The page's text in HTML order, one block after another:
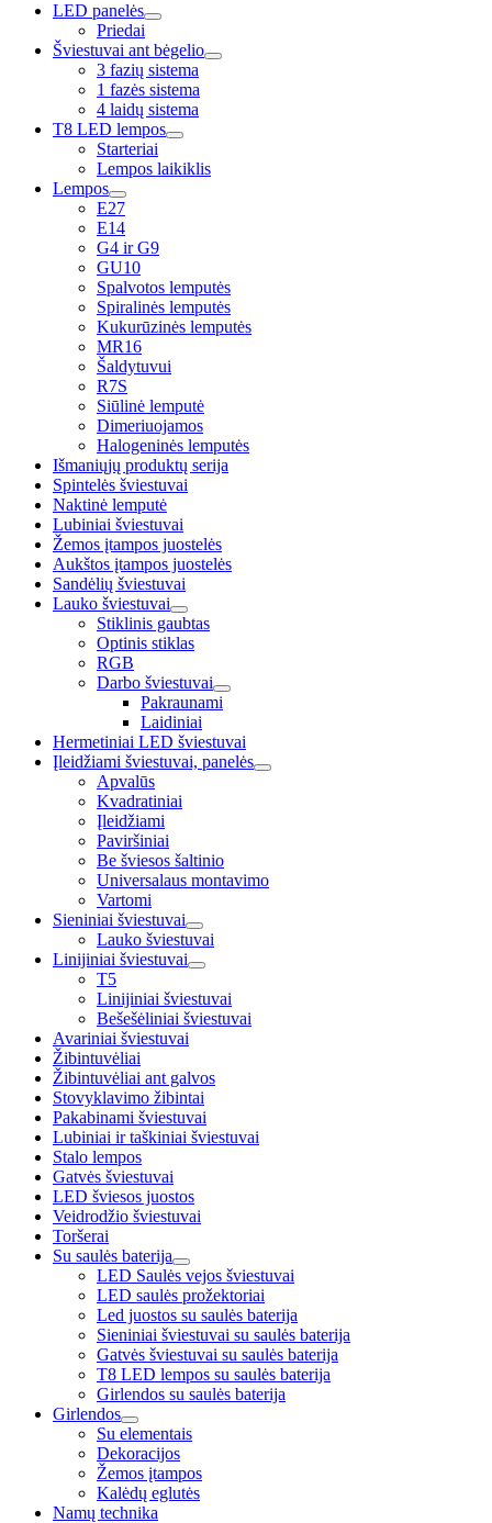
LED panelės
Priedai
Šviestuvai ant bėgelio
3 fazių sistema
1 fazės sistema
4 laidų sistema
T8 LED lempos
Starteriai
Lempos laikiklis
Lempos
E27
E14
G4 ir G9
GU10
Spalvotos lemputės
Spiralinės lemputės
Kukurūzinės lemputės
MR16
Šaldytuvui
R7S
Siūlinė lemputė
Dimeriuojamos
Halogeninės lemputės
Išmaniųjų produktų serija
Spintelės šviestuvai
Naktinė lemputė
Lubiniai šviestuvai
Žemos įtampos juostelės
Aukštos įtampos juostelės
Sandėlių šviestuvai
Lauko šviestuvai
Stiklinis gaubtas
Optinis stiklas
RGB
Darbo šviestuvai
Pakraunami
Laidiniai
Hermetiniai LED šviestuvai
Įleidžiami šviestuvai, panelės
Apvalūs
Kvadratiniai
Įleidžiami
Paviršiniai
Be šviesos šaltinio
Universalaus montavimo
Vartomi
Sieniniai šviestuvai
Lauko šviestuvai
Linijiniai šviestuvai
T5
Linijiniai šviestuvai
Bešešėliniai šviestuvai
Avariniai šviestuvai
Žibintuvėliai
Žibintuvėliai ant galvos
Stovyklavimo žibintai
Pakabinami šviestuvai
Lubiniai ir taškiniai šviestuvai
Stalo lempos
Gatvės šviestuvai
LED šviesos juostos
Veidrodžio šviestuvai
Toršerai
Su saulės baterija
LED Saulės vejos šviestuvai
LED saulės prožektoriai
Led juostos su saulės baterija
Sieniniai šviestuvai su saulės baterija
Gatvės šviestuvai su saulės baterija
T8 LED lempos su saulės baterija
Girlendos su saulės baterija
Girlendos
Su elementais
Dekoracijos
Žemos įtampos
Kalėdų eglutės
Namų technika